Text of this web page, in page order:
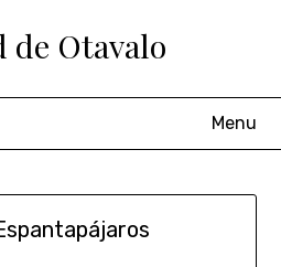
de Otavalo
Menu